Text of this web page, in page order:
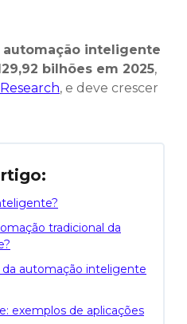
inteligente
bilhões em 2025,
, e deve crescer
tradicional da
automação inteligente
exemplos de aplicações